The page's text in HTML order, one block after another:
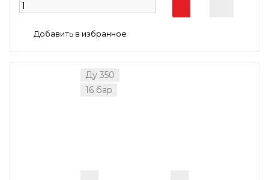
Ду 350
16 бар